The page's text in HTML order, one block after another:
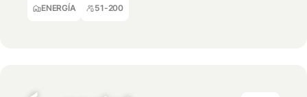
ENERGÍA 51-200
Coordinador Financiero